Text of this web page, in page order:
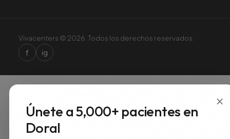
Vivacenters © 2026. Todos los derechos reservados.
f ig
×
Únete a 5,000+ pacientes en
Doral